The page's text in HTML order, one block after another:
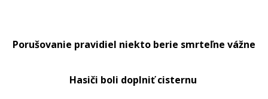
Porušovanie pravidiel niekto berie smrteľne vážne
Hasiči boli doplniť cisternu